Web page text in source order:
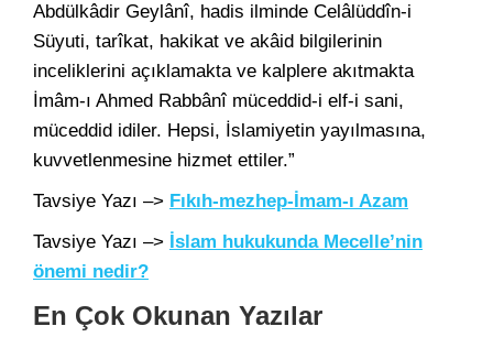
Abdülkâdir Geylânî, hadis ilminde Celâlüddîn-i
Süyuti, tarîkat, hakikat ve akâid bilgilerinin
inceliklerini açıklamakta ve kalplere akıtmakta
İmâm-ı Ahmed Rabbânî müceddid-i elf-i sani,
müceddid idiler. Hepsi, İslamiyetin yayılmasına,
kuvvetlenmesine hizmet ettiler.”
Tavsiye Yazı –> Fıkıh-mezhep-İmam-ı Azam
Tavsiye Yazı –> İslam hukukunda Mecelle’nin
önemi nedir?
En Çok Okunan Yazılar